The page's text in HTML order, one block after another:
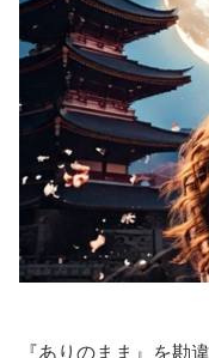
『ありのまま』を勘